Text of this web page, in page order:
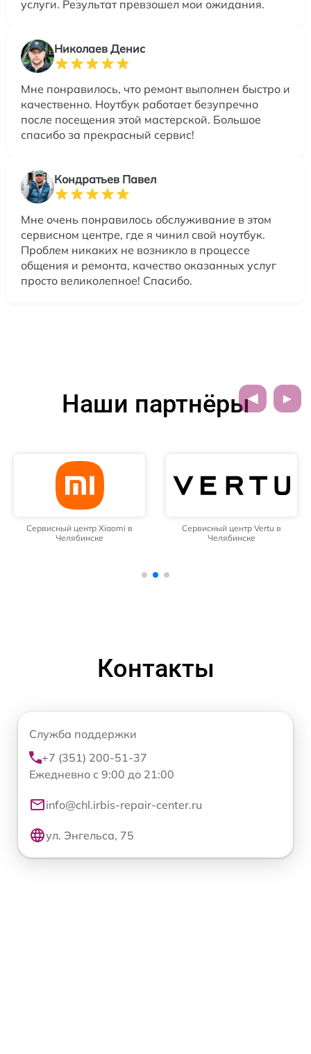
услуги. Результат превзошел мои ожидания.
Николаев Денис
Мне понравилось, что ремонт выполнен быстро и
качественно. Ноутбук работает безупречно
после посещения этой мастерской. Большое
спасибо за прекрасный сервис!
Кондратьев Павел
Мне очень понравилось обслуживание в этом
сервисном центре, где я чинил свой ноутбук.
Проблем никаких не возникло в процессе
общения и ремонта, качество оказанных услуг
просто великолепное! Спасибо.
Наши партнёры
Сервисный центр Xiaomi в
Челябинске
Сервисный центр Vertu в
Челябинске
Контакты
Служба поддержки
+7 (351) 200-51-37
Ежедневно с 9:00 до 21:00
info@chl.irbis-repair-center.ru
ул. Энгельса, 75